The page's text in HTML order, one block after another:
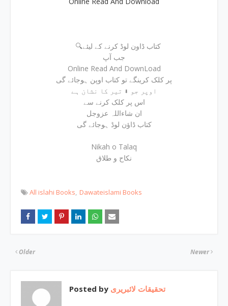
🔍کتاب ڈاون لوڈ کرنے کے لیئے
جب آپ
Online Read And DownLoad
پر کلک کرینگے تو کتاب اوپن ہوجائے گی
اوپر جو ⬇ تیر کا نشان ہے
اس پر کلک کرنے سے
ان شاءاللہ عزوجل
کتاب ڈاؤن لوڈ ہوجائے گی
Nikah o Talaq
نکاح و طلاق
All islahi Books Dawateislami Books
Newer
Older
Posted by تحقیقات لائبریری